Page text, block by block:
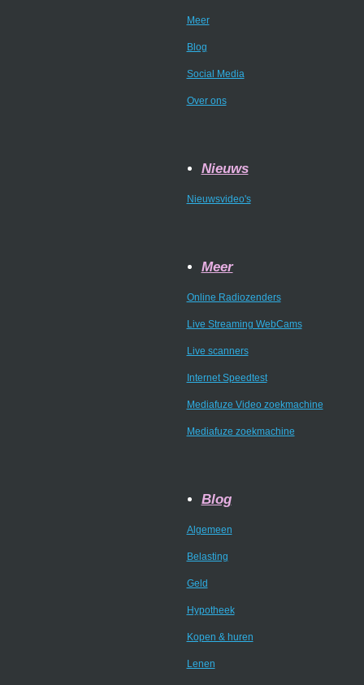
Meer
Blog
Social Media
Over ons
Nieuws
Nieuwsvideo's
Meer
Online Radiozenders
Live Streaming WebCams
Live scanners
Internet Speedtest
Mediafuze Video zoekmachine
Mediafuze zoekmachine
Blog
Algemeen
Belasting
Geld
Hypotheek
Kopen & huren
Lenen